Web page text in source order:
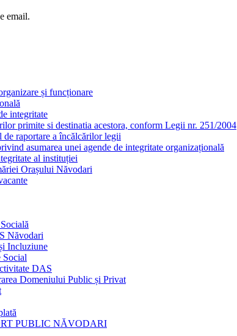
email.
și funcționare
integritate
primite si destinatia acestora, conform Legii nr. 251/2004
de raportare a încălcărilor legii
asumarea unei agende de integritate organizațională
al instituției
Orașului Năvodari
Năvodari
Incluziune
Social
DAS
Domeniului Public și Privat
PUBLIC NĂVODARI